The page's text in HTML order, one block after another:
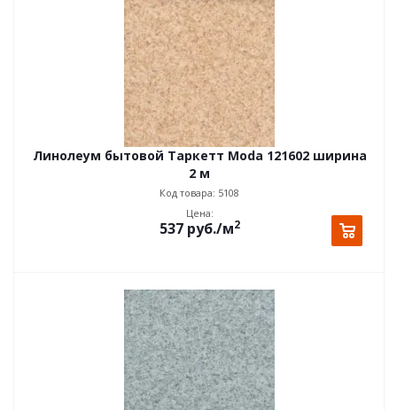
Линолеум бытовой Таркетт Moda 121602 ширина
2 м
Код товара: 5108
Цена:
537руб./м2